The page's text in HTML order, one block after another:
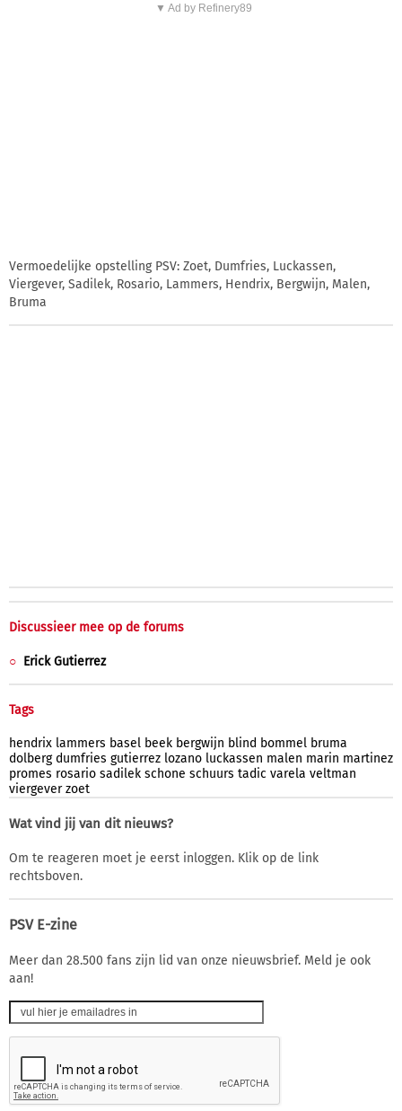
▼ Ad by Refinery89
Vermoedelijke opstelling PSV: Zoet, Dumfries, Luckassen,
Viergever, Sadilek, Rosario, Lammers, Hendrix, Bergwijn, Malen,
Bruma
Discussieer mee op de forums
Erick Gutierrez
Tags
hendrix lammers basel beek bergwijn blind bommel bruma
dolberg dumfries gutierrez lozano luckassen malen marin martinez
promes rosario sadilek schone schuurs tadic varela veltman
viergever zoet
Wat vind jij van dit nieuws?
Om te reageren moet je eerst inloggen. Klik op de link
rechtsboven.
PSV E-zine
Meer dan 28.500 fans zijn lid van onze nieuwsbrief. Meld je ook
aan!